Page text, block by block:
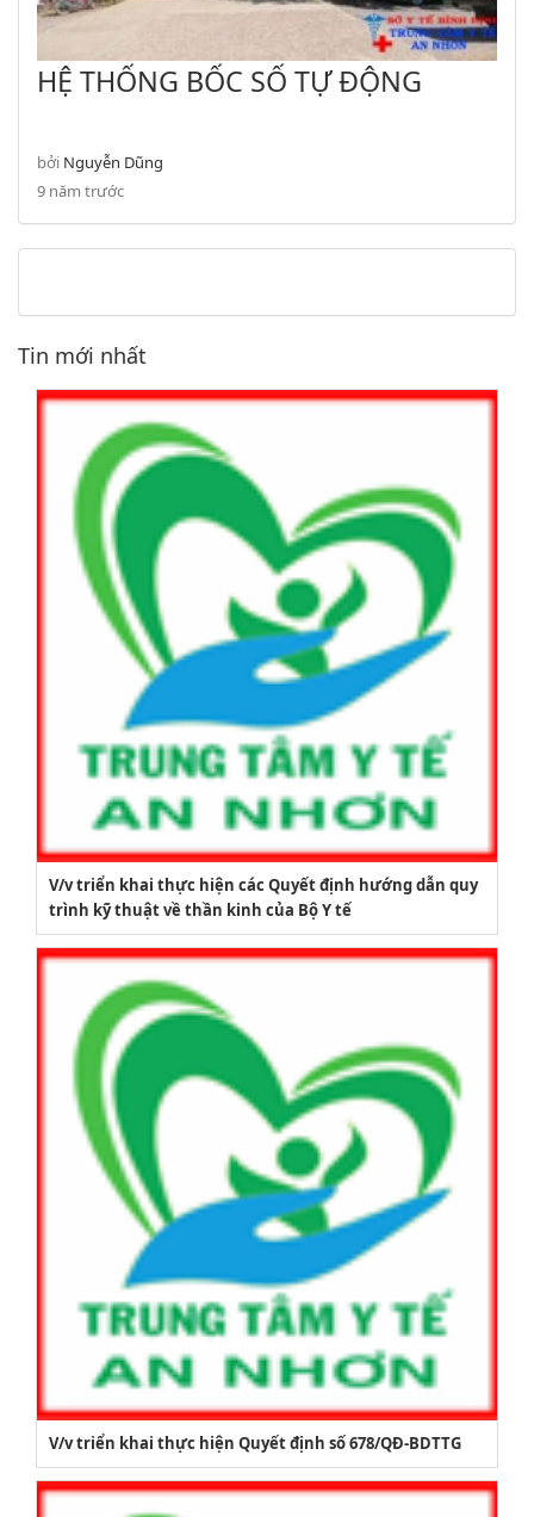
HỆ THỐNG BỐC SỐ TỰ ĐỘNG
bởi Nguyễn Dũng
9 năm trước
Tin mới nhất
V/v triển khai thực hiện các Quyết định hướng dẫn quy
trình kỹ thuật về thần kinh của Bộ Y tế
V/v triển khai thực hiện Quyết định số 678/QĐ-BDTTG